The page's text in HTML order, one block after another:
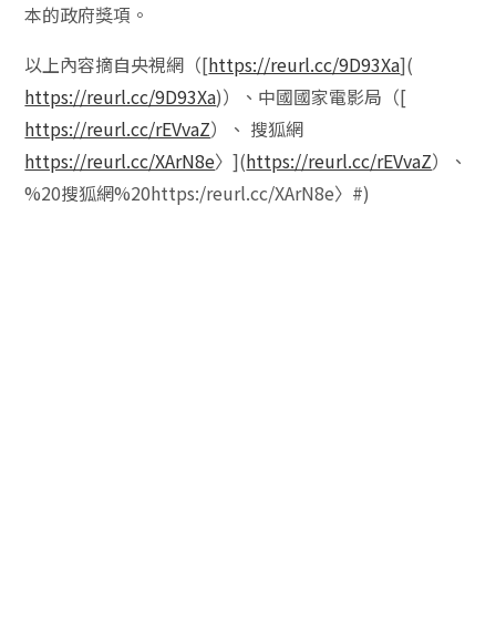
本的政府獎項。
以上內容摘自央視網（[https://reurl.cc/9D93Xa](
https://reurl.cc/9D93Xa)）、中國國家電影局（[
https://reurl.cc/rEVvaZ）、 搜狐網
https://reurl.cc/XArN8e〉](https://reurl.cc/rEVvaZ）、
%20搜狐網%20https:/reurl.cc/XArN8e〉#)